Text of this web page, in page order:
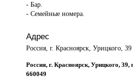
- Бар.
- Семейные номера.
Адрес
Россия, г. Красноярск, Урицкого, 39
Россия, г. Красноярск, Урицкого, 39,
660049